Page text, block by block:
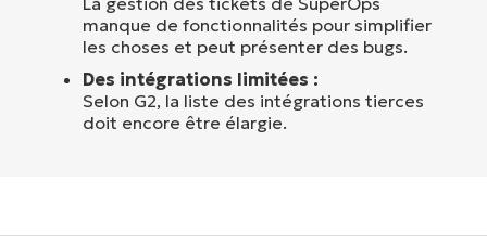
manque de fonctionnalités pour simplifier
les choses et peut présenter des bugs.
Des intégrations limitées :
Selon G2, la liste des intégrations tierces
doit encore être élargie.